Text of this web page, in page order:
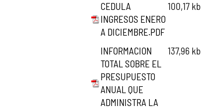
CEDULA
INGRESOS ENERO
A DICIEMBRE.PDF
100,17 kb
INFORMACION
TOTAL SOBRE EL
PRESUPUESTO
ANUAL QUE
ADMINISTRA LA
137,96 kb